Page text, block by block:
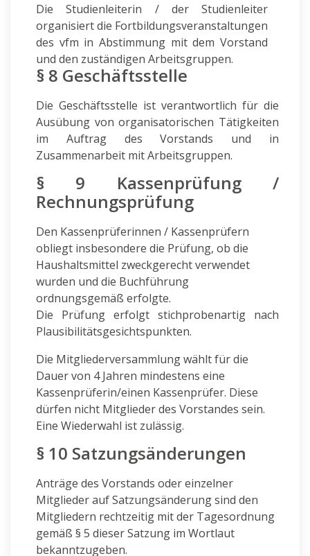
Die Studienleiterin / der Studienleiter
organisiert die Fortbildungsveranstaltungen
des vfm in Abstimmung mit dem Vorstand
und den zuständigen Arbeitsgruppen.
§ 8 Geschäftsstelle
Die Geschäftsstelle ist verantwortlich für die
Ausübung von organisatorischen Tätigkeiten
im Auftrag des Vorstands und in
Zusammenarbeit mit Arbeitsgruppen.
§ 9 Kassenprüfung /
Rechnungsprüfung
Den Kassenprüferinnen / Kassenprüfern
obliegt insbesondere die Prüfung, ob die
Haushaltsmittel zweckgerecht verwendet
wurden und die Buchführung
ordnungsgemäß erfolgte.
Die Prüfung erfolgt stichprobenartig nach
Plausibilitätsgesichtspunkten.
Die Mitgliederversammlung wählt für die
Dauer von 4 Jahren mindestens eine
Kassenprüferin/einen Kassenprüfer. Diese
dürfen nicht Mitglieder des Vorstandes sein.
Eine Wiederwahl ist zulässig.
§ 10 Satzungsänderungen
Anträge des Vorstands oder einzelner
Mitglieder auf Satzungsänderung sind den
Mitgliedern rechtzeitig mit der Tagesordnung
gemäß § 5 dieser Satzung im Wortlaut
bekanntzugeben.